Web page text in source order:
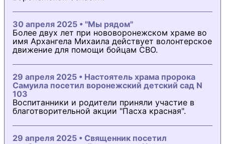
30 апреля 2025 • "Мы рядом"
Более двух лет при нововоронежском храме во
имя Архангела Михаила действует волонтерское
движение для помощи бойцам СВО.
29 апреля 2025 • Настоятель храма пророка
Самуила посетил воронежский детский сад N
103
Воспитанники и родители приняли участие в
благотворительной акции "Пасха красная".
29 апреля 2025 • Священник посетил